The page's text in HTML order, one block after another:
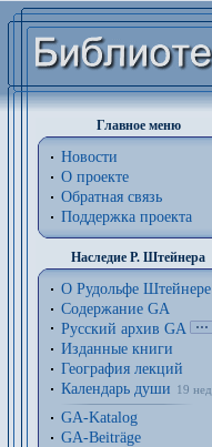
Главное меню
Новости
О проекте
Обратная связь
Поддержка проекта
Наследие Р. Штейнера
О Рудольфе Штейнере
Содержание GA
Русский архив GA
Изданные книги
География лекций
Календарь души
19 нед.
GA-Katalog
GA-Beiträge